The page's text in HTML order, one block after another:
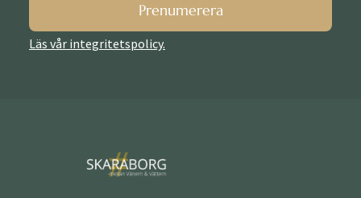
Prenumerera
Läs vår integritetspolicy.